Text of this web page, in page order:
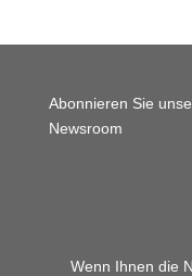
Abonnieren Sie
Newsroom
Wenn Ihnen die